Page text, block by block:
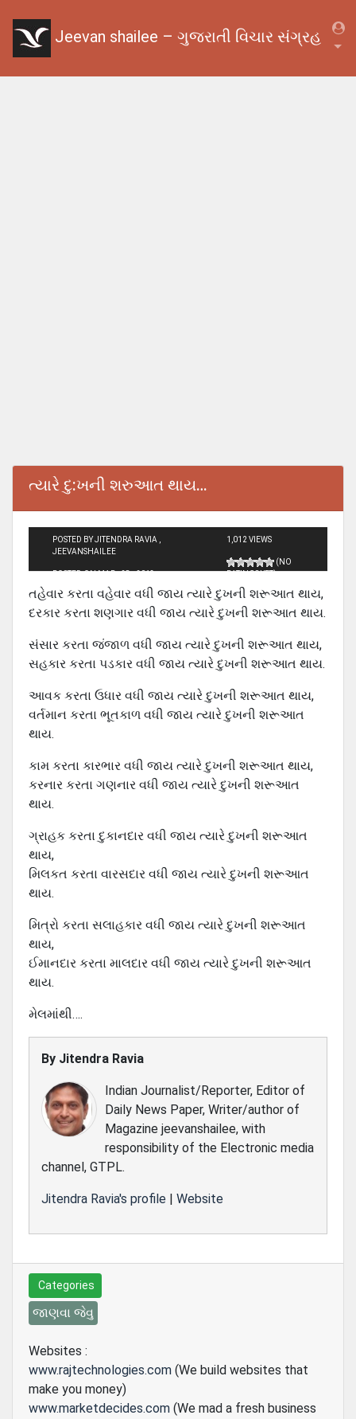
Jeevan shailee – ગુજરાતી વિચાર સંગ્રહ
ત્યારે દુ:ખની શરુઆત થાય…
POSTED BY JITENDRA RAVIA ,
JEEVANSHAILEE
POSTED ON MAR - 28 - 2013
1,012 VIEWS
(NO
RATINGS YET)
તહેવાર કરતા વહેવાર વધી જાય ત્યારે દુખની શરૂઆત થાય,
દરકાર કરતા શણગાર વધી જાય ત્યારે દુખની શરૂઆત થાય.
સંસાર કરતા જંજાળ વધી જાય ત્યારે દુખની શરૂઆત થાય,
સહકાર કરતા પડકાર વધી જાય ત્યારે દુખની શરૂઆત થાય.
આવક કરતા ઉધાર વધી જાય ત્યારે દુખની શરૂઆત થાય,
વર્તમાન કરતા ભૂતકાળ વધી જાય ત્યારે દુખની શરૂઆત
થાય.
કામ કરતા કારભાર વધી જાય ત્યારે દુખની શરૂઆત થાય,
કરનાર કરતા ગણનાર વધી જાય ત્યારે દુખની શરૂઆત
થાય.
ગ્રાહક કરતા દુકાનદાર વધી જાય ત્યારે દુખની શરૂઆત
થાય,
મિલકત કરતા વારસદાર વધી જાય ત્યારે દુખની શરૂઆત
થાય.
મિત્રો કરતા સલાહકાર વધી જાય ત્યારે દુખની શરૂઆત
થાય,
ઈમાનદાર કરતા માલદાર વધી જાય ત્યારે દુખની શરૂઆત
થાય.
મેલમાંથી….
By Jitendra Ravia
Indian Journalist/Reporter, Editor of
Daily News Paper, Writer/author of
Magazine jeevanshailee, with
responsibility of the Electronic media
channel, GTPL.
Jitendra Ravia's profile | Website
Categories
જાણવા જેવુ
Websites :
www.rajtechnologies.com (We build websites that
make you money)
www.marketdecides.com (We mad a fresh business